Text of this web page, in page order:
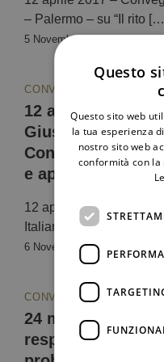
– Palermo – su “Il rito
5 Novembre 2024
CONVEGNI
12 aprile 2017 –
Giuslavoristi
Convegno su “Il
e applicazioni
12 aprile 2017 –
Italiani – Palermo –
6 Novembre 2024
CONVEGNI
24 marzo 2017 –
responsabilità
Questo
Questo sito web
la tua esperienza
nostro sito web
conformità con la